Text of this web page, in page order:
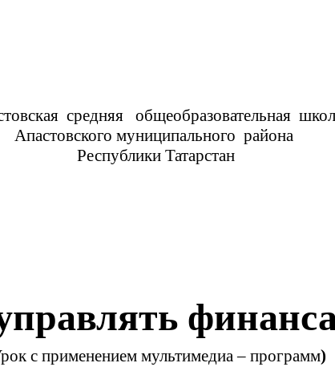
средняя общеобразовательная
Апастовского муниципального района
Республики Татарстан
с применением мультимедиа – программ)